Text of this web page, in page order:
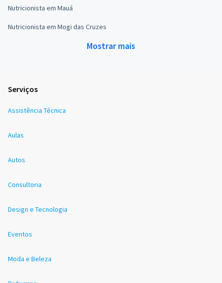
Nutricionista em Mauá
Nutricionista em Mogi das Cruzes
Mostrar mais
Serviços
Assistência Técnica
Aulas
Autos
Consultoria
Design e Tecnologia
Eventos
Moda e Beleza